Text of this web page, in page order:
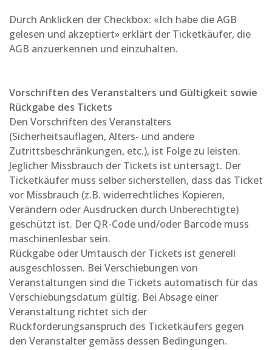
Durch Anklicken der Checkbox: «Ich habe die AGB
gelesen und akzeptiert» erklärt der Ticketkäufer, die
AGB anzuerkennen und einzuhalten.
Vorschriften des Veranstalters und Gültigkeit sowie
Rückgabe des Tickets
Den Vorschriften des Veranstalters
(Sicherheitsauflagen, Alters- und andere
Zutrittsbeschränkungen, etc.), ist Folge zu leisten.
Jeglicher Missbrauch der Tickets ist untersagt. Der
Ticketkäufer muss selber sicherstellen, dass das Ticket
vor Missbrauch (z.B. widerrechtliches Kopieren,
Verändern oder Ausdrucken durch Unberechtigte)
geschützt ist. Der QR-Code und/oder Barcode muss
maschinenlesbar sein.
Rückgabe oder Umtausch der Tickets ist generell
ausgeschlossen. Bei Verschiebungen von
Veranstaltungen sind die Tickets automatisch für das
Verschiebungsdatum gültig. Bei Absage einer
Veranstaltung richtet sich der
Rückforderungsanspruch des Ticketkäufers gegen
den Veranstalter gemäss dessen Bedingungen.